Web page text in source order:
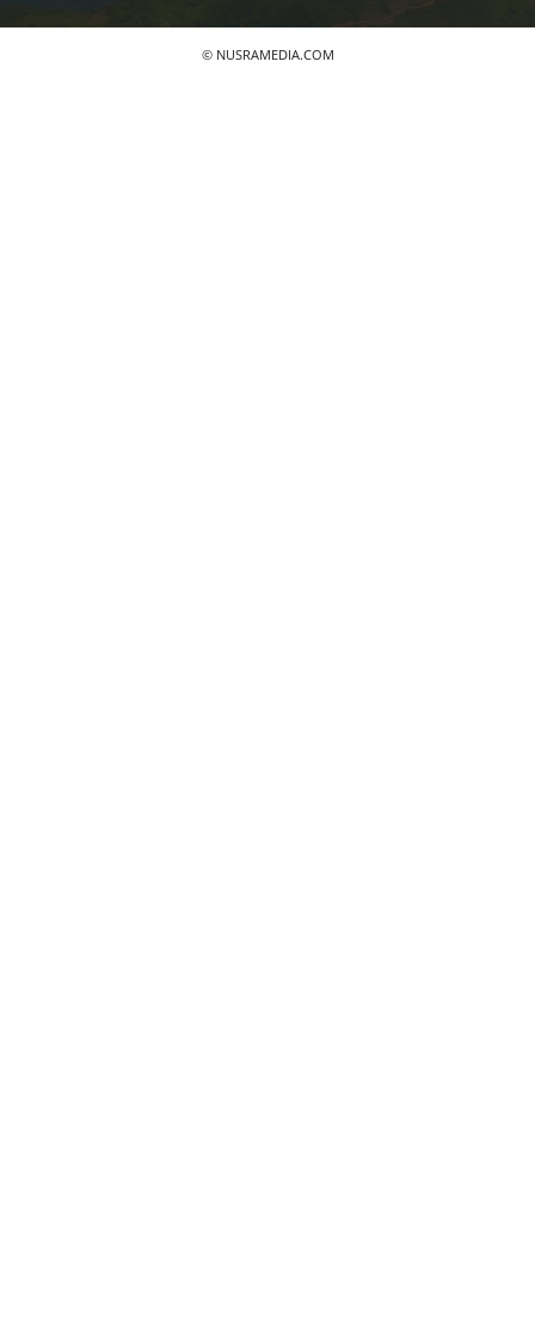
© NUSRAMEDIA.COM